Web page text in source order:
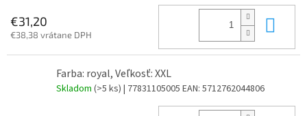
€31,20
€38,38 vrátane DPH
Farba: royal, Veľkosť: XXL
Skladom (>5 ks) | 77831105005 EAN: 5712762044806